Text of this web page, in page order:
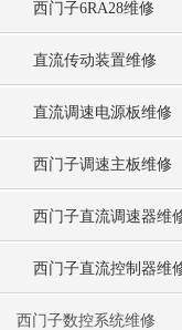
西门子6RA28维修
直流传动装置维修
直流调速电源板维修
西门子调速主板维修
西门子直流调速器维
西门子直流控制器维
西门子数控系统维修